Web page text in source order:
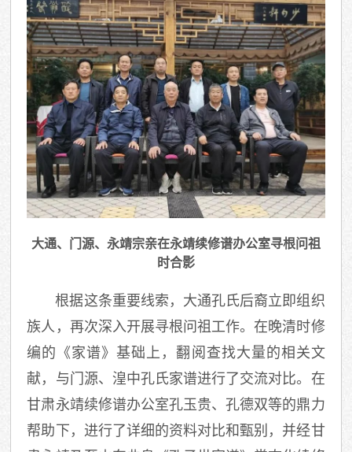
大通、门源、永靖宗亲在永靖续修谱办公室寻根问祖
时合影
根据这条重要线索，大通孔氏后裔立即组织
族人，再次深入开展寻根问祖工作。在晚清时修
编的《家谱》基础上，翻阅查找大量的相关文
献，与门源、湟中孔氏家谱进行了交流对比。在
甘肃永靖续修谱办公室孔玉贵、孔德双等的鼎力
帮助下，进行了详细的资料对比和甄别，并经甘